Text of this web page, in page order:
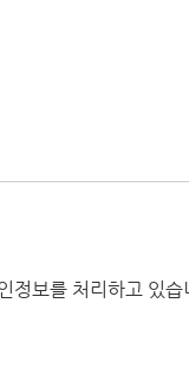
정보를 처리하고 있습